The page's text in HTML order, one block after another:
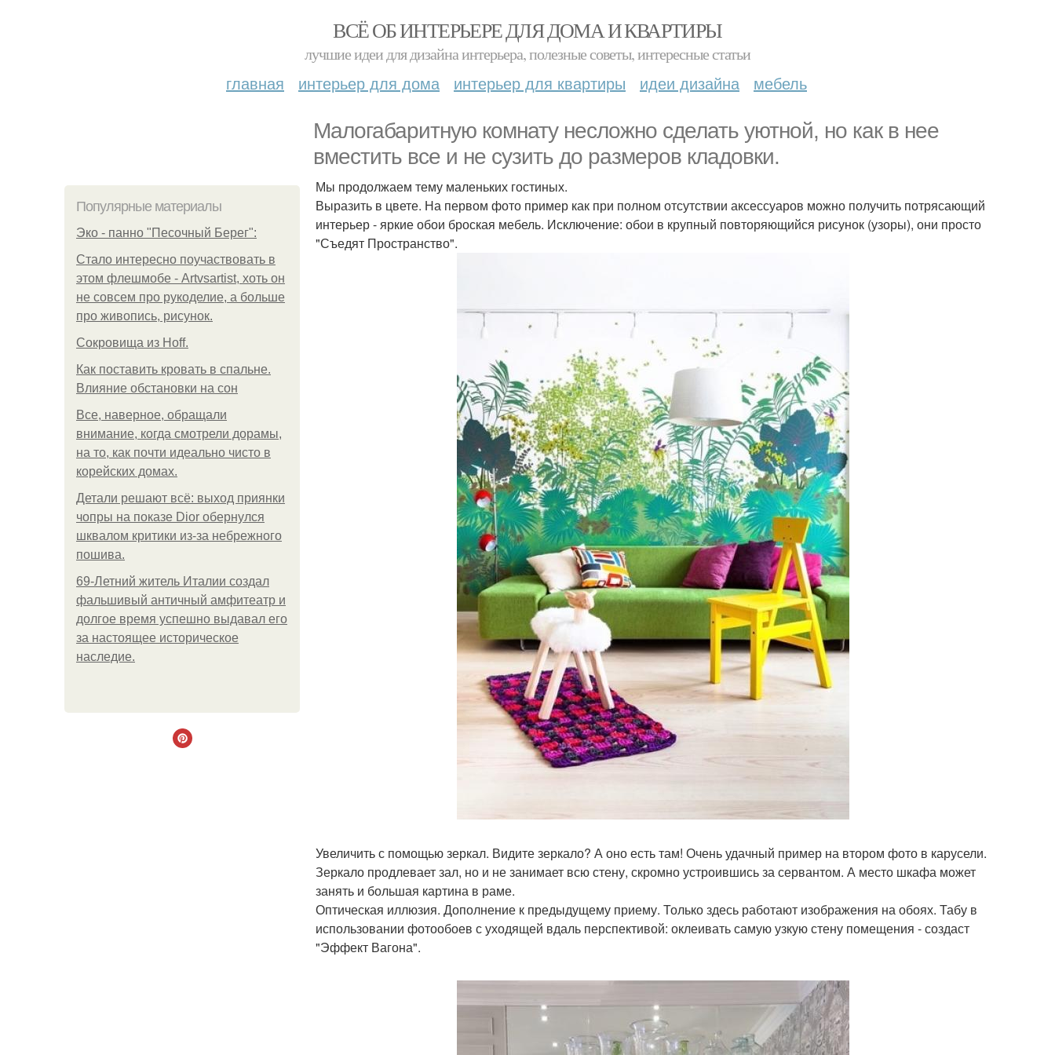
ВСЁ ОБ ИНТЕРЬЕРЕ ДЛЯ ДОМА И КВАРТИРЫ
лучшие идеи для дизайна интерьера, полезные советы, интересные статьи
главная интерьер для дома интерьер для квартиры идеи дизайна мебель
Малогабаритную комнату несложно сделать уютной, но как в нее
вместить все и не сузить до размеров кладовки.
Популярные материалы
Эко - панно "Песочный Берег":
Стало интересно поучаствовать в
этом флешмобе - Artvsartist, хоть он
не совсем про рукоделие, а больше
про живопись, рисунок.
Сокровища из Hoff.
Как поставить кровать в спальне.
Влияние обстановки на сон
Все, наверное, обращали
внимание, когда смотрели дорамы,
на то, как почти идеально чисто в
корейских домах.
Детали решают всё: выход приянки
чопры на показе Dior обернулся
шквалом критики из-за небрежного
пошива.
69-Летний житель Италии создал
фальшивый античный амфитеатр и
долгое время успешно выдавал его
за настоящее историческое
наследие.
Мы продолжаем тему маленьких гостиных.
Выразить в цвете. На первом фото пример как при полном отсутствии аксессуаров можно получить потрясающий
интерьер - яркие обои броская мебель. Исключение: обои в крупный повторяющийся рисунок (узоры), они просто
"Съедят Пространство".
Увеличить с помощью зеркал. Видите зеркало? А оно есть там! Очень удачный пример на втором фото в карусели.
Зеркало продлевает зал, но и не занимает всю стену, скромно устроившись за сервантом. А место шкафа может
занять и большая картина в раме.
Оптическая иллюзия. Дополнение к предыдущему приему. Только здесь работают изображения на обоях. Табу в
использовании фотообоев с уходящей вдаль перспективой: оклеивать самую узкую стену помещения - создаст
"Эффект Вагона".